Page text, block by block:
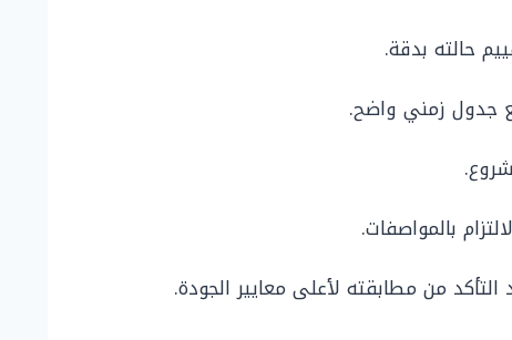
حالته بدقة.
جدول زمني واضح.
بالمواصفات.
من مطابقته لأعلى معايير الجودة.